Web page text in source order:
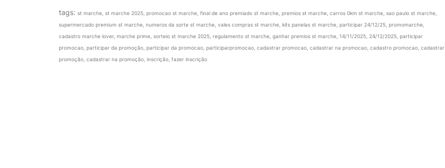
tags: st marche, st marche 2025, promocao st marche, final de ano premiado st marche, premios st marche, carros 0km st marche, sao paulo st marche,
supermercado premium st marche, numeros da sorte st marche, vales compras st marche, kits panelas st marche, participar 24/12/25, promomarche,
cadastro marche lover, marche prime, sorteio st marche 2025, regulamento st marche, ganhar premios st marche, 14/11/2025, 24/12/2025, participar
promocao, participar da promoção, participar da promocao, participarpromocao, cadastrar promocao, cadastrar na promocao, cadastro promocao, cadastrar
promoção, cadastrar na promoção, inscrição, fazer inscrição